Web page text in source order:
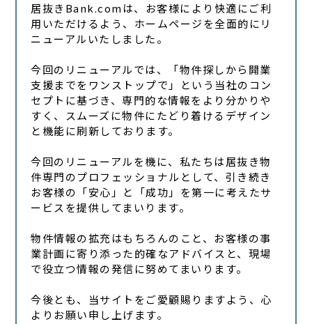
居抜きBank.comは、お客様により快適にご利
用いただけるよう、ホームページを全面的にリ
ニューアルいたしました。
今回のリニューアルでは、「物件探しから開業
支援までをワンストップで」という当社のコン
セプトに基づき、専門的な情報をより分かりや
すく、スムーズに物件にたどり着けるデザイン
と機能に刷新しております。
今回のリニューアルを機に、私たちは居抜き物
件専門のプロフェッショナルとして、引き続き
お客様の「安心」と「成功」を第一に考えたサ
ービスを提供してまいります。
物件情報の拡充はもちろんのこと、お客様の事
業計画に寄り添った的確なアドバイスと、現場
で役立つ情報の発信に努めてまいります。
今後とも、当サイトをご愛顧賜りますよう、心
よりお願い申し上げます。